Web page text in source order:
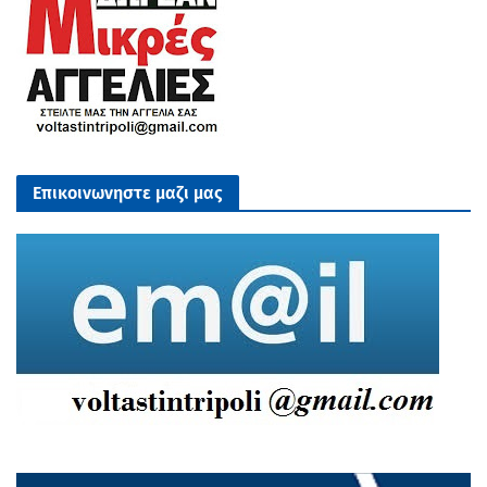
Επικοινωνηστε μαζι μας